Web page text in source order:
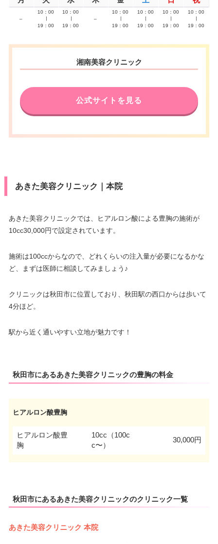
–
10：00
19：00
10：00
19：00
–
10：00
19：00
10：00
19：00
10：00
19：00
10：00
19：00
湘南美容クリニック
公式サイトを見る
あきた美容クリニック｜本院
あきた美容クリニックでは、ヒアルロン酸による豊胸の施術が
10cc30,000円で設定されています。
施術は100ccからなので、どれくらいの注入量が必要になるかな
ど、まずは医師に相談してみましょう♪
クリニックは秋田市に位置しており、秋田駅の西口からは歩いて
4分ほど。
駅から近く通いやすい立地が魅力です！
秋田市にあるあきた美容クリニックの豊胸の料金
ヒアルロン酸豊胸
ヒアルロン酸豊
胸
10cc（100c
c〜）
30,000円
秋田市にあるあきた美容クリニックのクリニック一覧
あきた美容クリニック 本院